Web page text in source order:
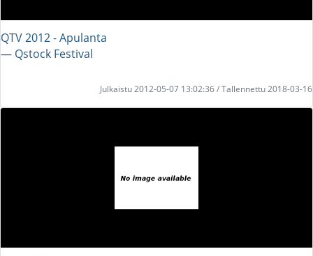
QTV 2012 - Apulanta
― Qstock Festival
Julkaistu 2012-05-07 13:02:36 / Tallennettu 2018-03-16